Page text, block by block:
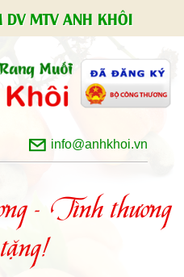
DV MTV ANH KHÔI
info@anhkhoi.vn
- Tình thương